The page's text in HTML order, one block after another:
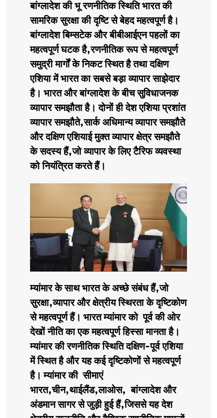
बांग्लादेश की भू रणनीतिक स्थिति भारत की
सामरिक सुरक्षा की दृष्टि से बेहद महत्वपूर्ण है।
बांग्लादेश बिम्सटेक और बीबीआईएन पहलों का
महत्वपूर्ण घटक है,रणनीतिक रूप से महत्वपूर्ण
समुद्री मार्गों के निकट स्थित है तथा दक्षिण
एशिया में भारत का सबसे बड़ा व्यापार साझेदार
है। भारत और बांग्लादेश के बीच सुविधाजनक
व्यापार समझौता है। दोनों ही देश एशिया प्रशांत
व्यापार समझौते,सार्क अधिमान्य व्यापार समझौते
और दक्षिण एशियाई मुक्त व्यापार क्षेत्र समझौते
के सदस्य हैं,जो व्यापार के लिए टैरिफ व्यवस्था
को नियंत्रित करते हैं।
म्यांमार के साथ भारत के अच्छे संबंध हैं,जो
सुरक्षा,व्यापार और क्षेत्रीय स्थिरता के दृष्टिकोण
से महत्वपूर्ण हैं। भारत म्यांमार को पूर्व की ओर
देखों नीति का एक महत्वपूर्ण हिस्सा मानता है।
म्यांमार की रणनीतिक स्थिति दक्षिण-पूर्व एशिया
में स्थित है और यह कई दृष्टिकोणों से महत्वपूर्ण
है। म्यांमार की सीमाएं
भारत,चीन,थाईलैंड,लाओस, बांग्लादेश और
अंडमान सागर से जुड़ी हुई हैं,जिससे यह देश